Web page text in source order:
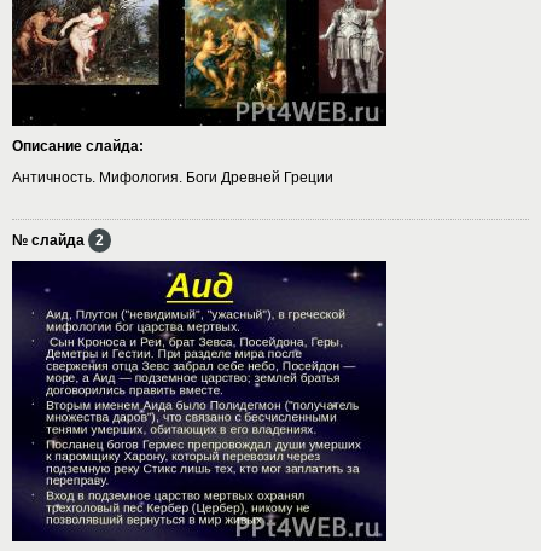
Описание слайда:
Античность. Мифология. Боги Древней Греции
№ слайда 2